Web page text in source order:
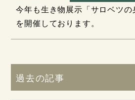
今年も生き物展示「サロベツの
を開催しております。
過去の記事